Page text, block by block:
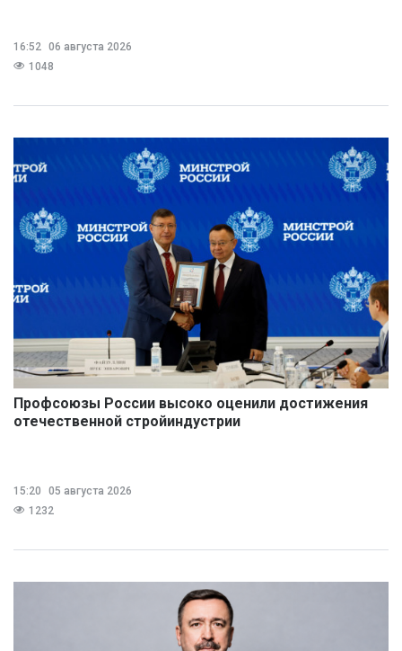
16:52 06 августа 2026
1048
Профсоюзы России высоко оценили достижения
отечественной стройиндустрии
15:20
05 августа 2026
1232